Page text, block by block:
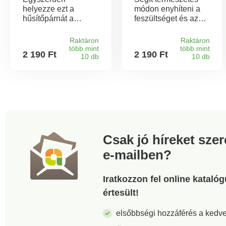
helyezze ezt a
hűsítőpárnát a
alá. Diszkréten
alkalmazkodik a fej
formájához,
2 190 Ft
Raktáron
több mint
10 db
módon enyhíteni a
feszültséget és az
Nagy formátumú
tapaszok a mély,
átható melegségért.
2 190 Ft
Raktáron
több mint
10 db
Csak jó híreket
e-mailben?
Iratkozzon fel online
értesült!
elsőbbségi hozzáférés a